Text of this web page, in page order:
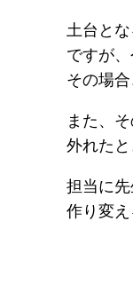
土台と
ですが
その場
また、
外れた
担当に
作り変